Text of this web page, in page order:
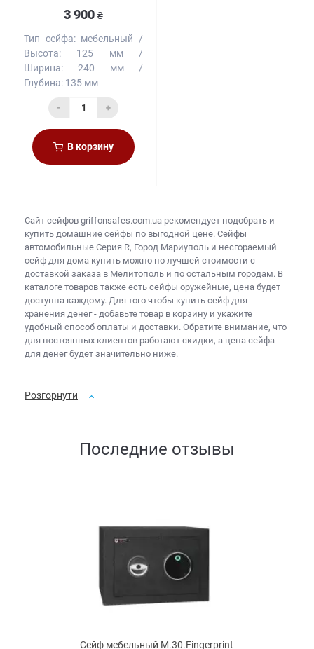
3 900 ₴
Тип сейфа: мебельный
Высота:
125 мм
Ширина:
240 мм
Глубина: 135 мм
- +
В корзину
Сайт сейфов griffonsafes.com.ua рекомендует подобрать и
купить домашние сейфы по выгодной цене. Сейфы
автомобильные Серия R, Город Мариуполь и несгораемый
сейф для дома купить можно по лучшей стоимости с
доставкой заказа в Мелитополь и по остальным городам. В
каталоге товаров также есть сейфы оружейные, цена будет
доступна каждому. Для того чтобы купить сейф для
хранения денег- добавьте товар в корзину и укажите
удобный способ оплаты и доставки. Обратите внимание, что
для постоянных клиентов работают скидки, а цена сейфа
для денегбудет значительно ниже.
Розгорнути
Последние отзывы
Сейф мебельный M.30.Fingerprint